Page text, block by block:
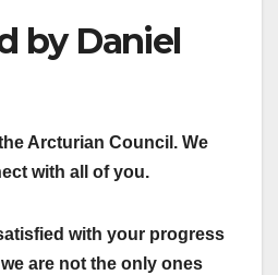
by Daniel
Arcturian Council. We
with all of you.
with your progress
are not the only ones